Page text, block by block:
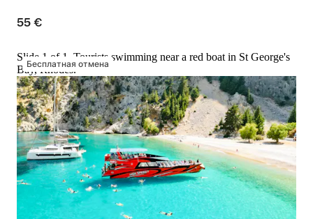
55 €
Бесплатная отмена
Slide 1 of 1, Tourists swimming near a red boat in St George's
Bay, Rhodes.